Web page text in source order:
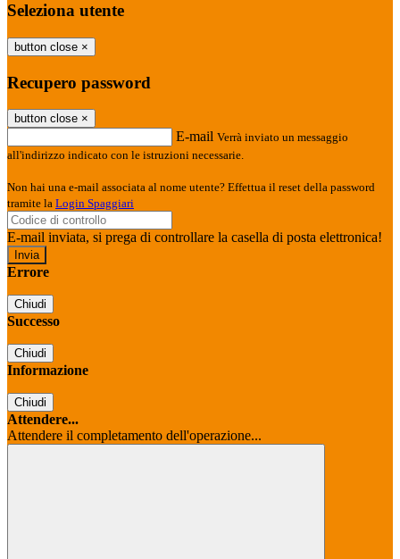
Seleziona utente
button close ×
Recupero password
button close ×
E-mail Verrà inviato un messaggio
all'indirizzo indicato con le istruzioni necessarie.
Non hai una e-mail associata al nome utente? Effettua il reset della password
tramite la Login Spaggiari
E-mail inviata, si prega di controllare la casella di posta elettronica!
Errore
Chiudi
Successo
Chiudi
Informazione
Chiudi
Attendere...
Attendere il completamento dell'operazione...